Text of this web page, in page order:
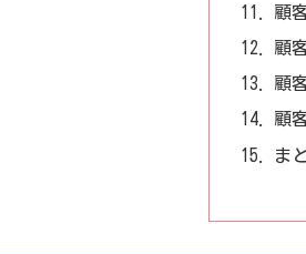
顧
顧
顧
顧
ま